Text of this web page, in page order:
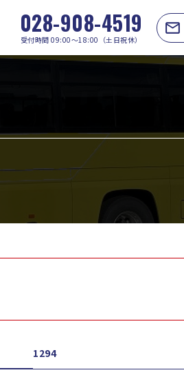
028-908-4519
受付時間 09:00〜18:00（土日祝休）
1294